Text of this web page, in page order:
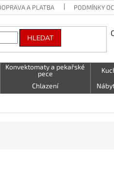
A PLATBA PODMÍNKY
HLEDAT
Konvektomaty a pekařské
pece
Chlazení